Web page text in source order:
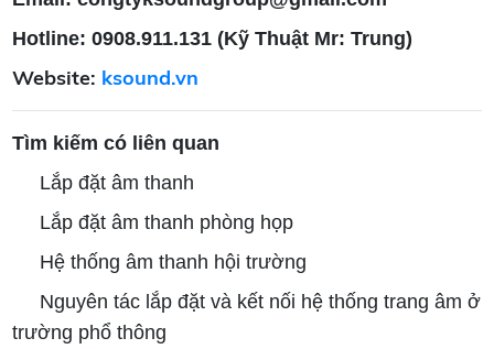
Hotline: 0908.911.131 (Kỹ Thuật Mr: Trung)
Website: ksound.vn
Tìm kiếm có liên quan
Lắp đặt âm thanh
Lắp đặt âm thanh phòng họp
Hệ thống âm thanh hội trường
Nguyên tác lắp đặt và kết nối hệ thống trang âm ở
trường phổ thông